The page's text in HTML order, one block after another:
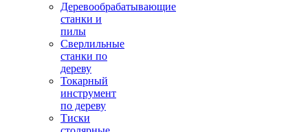
Деревообрабатывающие
станки и
пилы
Сверлильные
станки по
дереву
Токарный
инструмент
по дереву
Тиски